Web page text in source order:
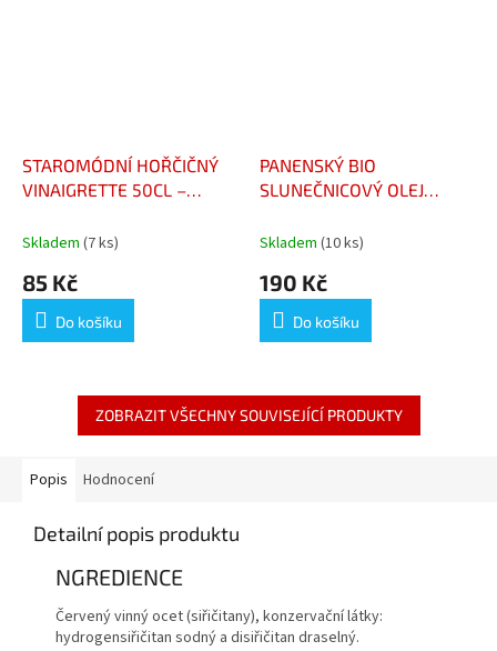
STAROMÓDNÍ HOŘČIČNÝ
VINAIGRETTE 50CL –
MOUTARDE À L’ANCIENNE
Skladem (7 ks)
85 Kč
Do košíku
PANENSKÝ BIO
SLUNEČNICOVÝ OLEJ
VIERGE DE TOURNESOL
Skladem (10 ks)
190 Kč
Do košíku
ZOBRAZIT VŠECHNY SOUVISEJÍCÍ PRODUKTY
Popis Hodnocení
Detailní popis produktu
NGREDIENCE
Červený vinný ocet (siřičitany), konzervační látky:
hydrogensiřičitan sodný a disiřičitan draselný.